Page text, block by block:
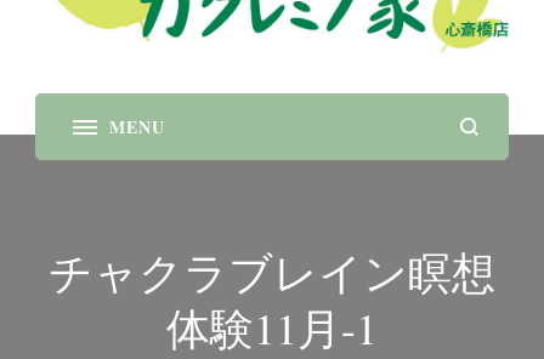
レス
チャクラブレイン瞑想
体験11月-1